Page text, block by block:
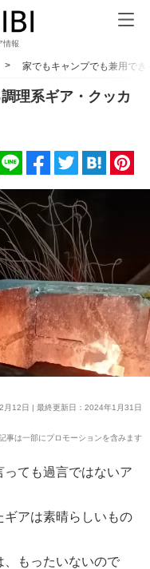
情報
家でもキャンプでも兼用で
理系ギア・クッカ
月12日 | 最終更新日：2024年1月31日
事は一部にプロモーションを含みます
ても過言ではないア
アは素晴らしいもの
、もったいないので